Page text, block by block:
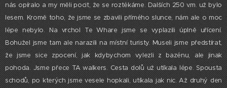
nás opíralo a my měli pocit, že se roztékáme. Dalších 250 v.m. už bylo
lesem. Kromě toho, že jsme se zbavili přímého slunce, nám ale o moc
lépe nebylo. Na vrchol Te Whare jsme se vyplazili úplně uřícení.
Bohužel jsme tam ale narazili na místní turisty. Museli jsme předstírat,
že jsme sice zpocení, jak kdybychom vylezli z bazénu, ale jinak
pohoda. Jsme přece TA walkers. Cesta dolů už utíkala lépe. Spousta
schodů, po kterých jsme vesele hopkali, utíkala jak nic. Až druhý den